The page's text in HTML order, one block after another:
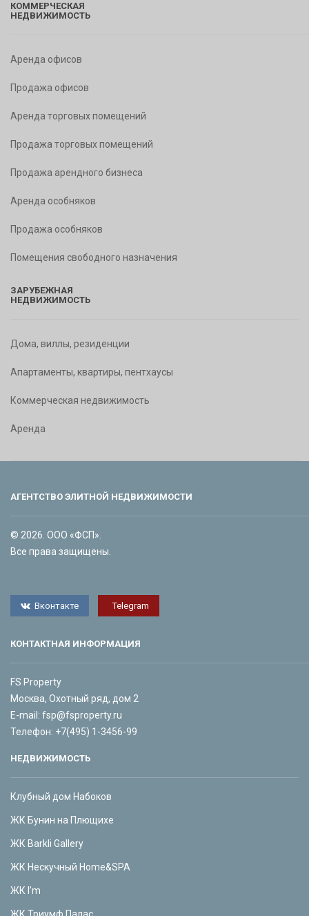
КОММЕРЧЕСКАЯ
НЕДВИЖИМОСТЬ
Аренда офисов
Продажа офисов
Аренда торговых помещений
Продажа торговых помещений
Продажа арендного бизнеса
Аренда особняков
Продажа особняков
Помещения свободного назначения
ЗАРУБЕЖНАЯ
НЕДВИЖИМОСТЬ
Дома, виллы, резиденции
Апартаменты, квартиры, пентхаусы
Коммерческая недвижимость
Аренда
АГЕНТСТВО ЭЛИТНОЙ НЕДВИЖИМОСТИ
© 2026. ООО «ФСП».
Все права защищены.
Вконтакте Telegram
КОНТАКТНАЯ ИНФОРМАЦИЯ
FS Property
Москва, Охотный ряд, дом 2
E-mail: fsp@fsproperty.ru
Телефон: +7(495) 1-3456-99
НЕДВИЖИМОСТЬ
Клубный дом Набоков
ЖК Бунин на Плющихе
ЖК Barkli Gallery
ЖК Нескучный Home&SPA
ЖК I’m